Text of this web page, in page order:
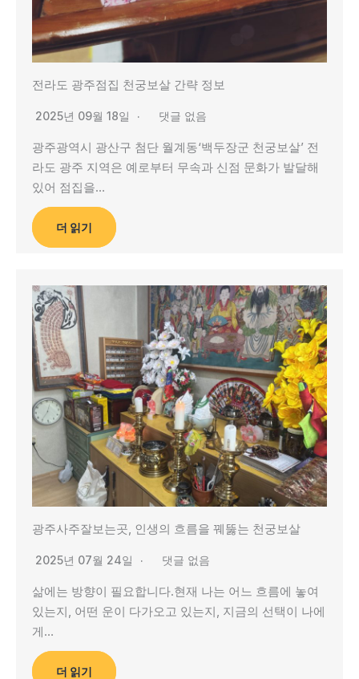
전라도 광주점집 천궁보살 간략 정보
2025년 09월 18일 댓글 없음
광주광역시 광산구 첨단 월계동‘백두장군 천궁보살’ 전
라도 광주 지역은 예로부터 무속과 신점 문화가 발달해
있어 점집을…
더 읽기
광주사주잘보는곳, 인생의 흐름을 꿰뚫는 천궁보살
2025년 07월 24일 댓글 없음
삶에는 방향이 필요합니다.현재 나는 어느 흐름에 놓여
있는지, 어떤 운이 다가오고 있는지, 지금의 선택이 나에
게…
더 읽기